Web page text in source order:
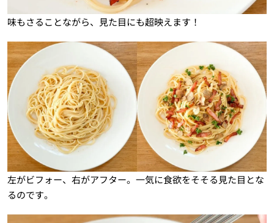
味もさることながら、見た目にも超映えます！
左がビフォー、右がアフター。一気に食欲をそそる見た目とな
るのです。